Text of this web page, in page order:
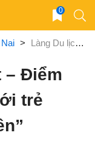
0
> Làng Du lịch Tre Việt – Điểm vui chơi đang làm giới trẻ “đứng ngồi không yên”
– Điểm
trẻ